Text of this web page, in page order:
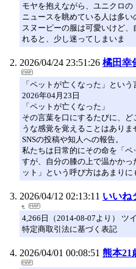
モヤを抱えながら、ユニクロ
ニュースを眺めている人は多い
スヌーピーの服は可愛いけど
れると、少し迷ってしまいま
2026/04/24 23:51:26 橘田幸
「ペットが亡くなった」とい
2026年04月23日
「ペットが亡くなった」
その言葉を口にするたびに、
うな感覚を覚えることはありま
SNSの投稿や知人への報告。
私たちは日常的にその命を「
すが、自分の膝の上で温かか
ット」という呼び方はあまり
2026/04/12 02:13:11 いいね
4,266日（2014-08-07より） ツ
特定商取引法に基づく表記
2026/04/01 00:08:51 熊本21